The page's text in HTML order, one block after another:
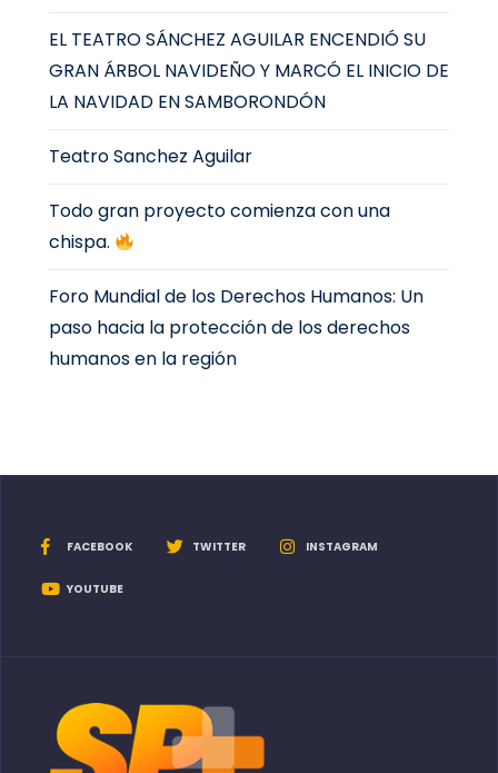
EL TEATRO SÁNCHEZ AGUILAR ENCENDIÓ SU
GRAN ÁRBOL NAVIDEÑO Y MARCÓ EL INICIO DE
LA NAVIDAD EN SAMBORONDÓN
Teatro Sanchez Aguilar
Todo gran proyecto comienza con una
chispa.
Foro Mundial de los Derechos Humanos: Un
paso hacia la protección de los derechos
humanos en la región
FACEBOOK TWITTER INSTAGRAM
YOUTUBE